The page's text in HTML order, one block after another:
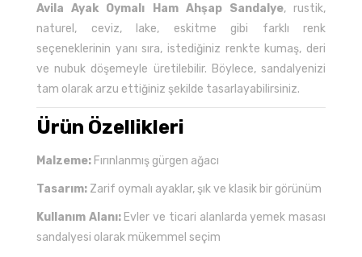
Avila Ayak Oymalı Ham Ahşap Sandalye, rustik,
naturel, ceviz, lake, eskitme gibi farklı renk
seçeneklerinin yanı sıra, istediğiniz renkte kumaş, deri
ve nubuk döşemeyle üretilebilir. Böylece, sandalyenizi
tam olarak arzu ettiğiniz şekilde tasarlayabilirsiniz.
Ürün Özellikleri
Malzeme: Fırınlanmış gürgen ağacı
Tasarım: Zarif oymalı ayaklar, şık ve klasik bir görünüm
Kullanım Alanı:Evler ve ticari alanlarda yemek masası
sandalyesi olarak mükemmel seçim